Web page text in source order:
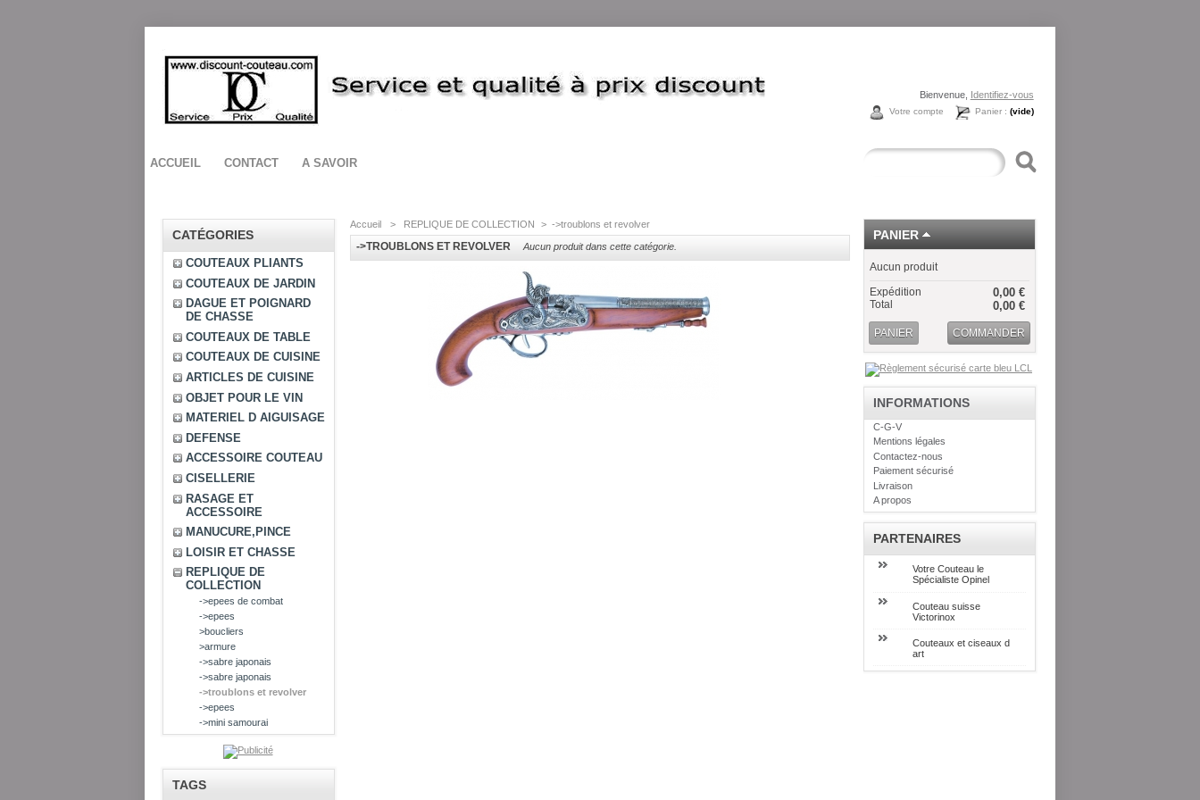
Bienvenue, Identifiez-vous
Panier : (vide)
Votre compte
ACCUEIL CONTACT A SAVOIR
CATÉGORIES
COUTEAUX PLIANTS
COUTEAUX DE JARDIN
DAGUE ET POIGNARD
DE CHASSE
COUTEAUX DE TABLE
COUTEAUX DE CUISINE
ARTICLES DE CUISINE
OBJET POUR LE VIN
MATERIEL D AIGUISAGE
DEFENSE
ACCESSOIRE COUTEAU
CISELLERIE
RASAGE ET
ACCESSOIRE
MANUCURE,PINCE
LOISIR ET CHASSE
REPLIQUE DE
COLLECTION
->epees de combat
->epees
>boucliers
>armure
->sabre japonais
->sabre japonais
->troublons et revolver
->epees
->mini samourai
TAGS
Accueil > REPLIQUE DE COLLECTION > ->troublons et revolver
->TROUBLONS ET REVOLVER Aucun produit dans cette catégorie.
PANIER
Aucun produit
0,00 €
Expédition
0,00 €
Total
PANIER COMMANDER
INFORMATIONS
C-G-V
Mentions légales
Contactez-nous
Paiement sécurisé
Livraison
A propos
PARTENAIRES
Votre Couteau le
Spécialiste Opinel
Couteau suisse
Victorinox
Couteaux et ciseaux d
art